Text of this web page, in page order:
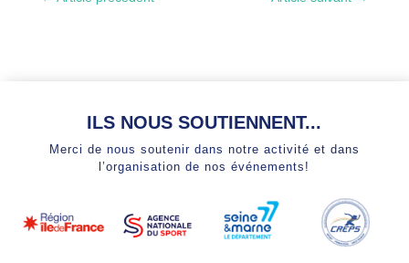
ILS NOUS SOUTIENNENT...
Merci de nous soutenir dans notre activité et dans
l’organisation de nos événements!